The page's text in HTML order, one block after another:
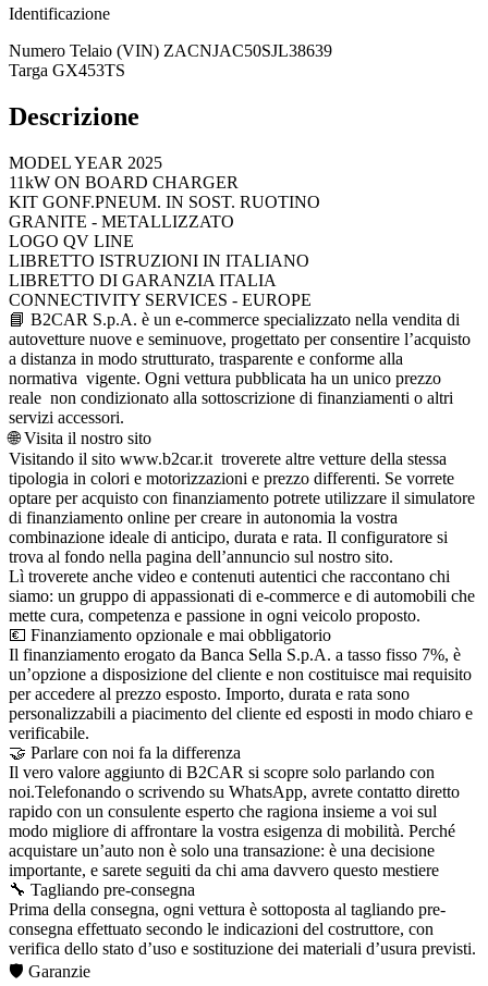
Identificazione
Numero Telaio (VIN) ZACNJAC50SJL38639
Targa GX453TS
Descrizione
MODEL YEAR 2025
11kW ON BOARD CHARGER
KIT GONF.PNEUM. IN SOST. RUOTINO
GRANITE - METALLIZZATO
LOGO QV LINE
LIBRETTO ISTRUZIONI IN ITALIANO
LIBRETTO DI GARANZIA ITALIA
CONNECTIVITY SERVICES - EUROPE
📘 B2CAR S.p.A. è un e-commerce specializzato nella vendita di
autovetture nuove e seminuove, progettato per consentire l’acquisto
a distanza in modo strutturato, trasparente e conforme alla
normativa vigente. Ogni vettura pubblicata ha un unico prezzo
reale non condizionato alla sottoscrizione di finanziamenti o altri
servizi accessori.
🌐 Visita il nostro sito
Visitando il sito www.b2car.it troverete altre vetture della stessa
tipologia in colori e motorizzazioni e prezzo differenti. Se vorrete
optare per acquisto con finanziamento potrete utilizzare il simulatore
di finanziamento online per creare in autonomia la vostra
combinazione ideale di anticipo, durata e rata. Il configuratore si
trova al fondo nella pagina dell’annuncio sul nostro sito.
Lì troverete anche video e contenuti autentici che raccontano chi
siamo: un gruppo di appassionati di e-commerce e di automobili che
mette cura, competenza e passione in ogni veicolo proposto.
💶 Finanziamento opzionale e mai obbligatorio
Il finanziamento erogato da Banca Sella S.p.A. a tasso fisso 7%, è
un’opzione a disposizione del cliente e non costituisce mai requisito
per accedere al prezzo esposto. Importo, durata e rata sono
personalizzabili a piacimento del cliente ed esposti in modo chiaro e
verificabile.
🤝 Parlare con noi fa la differenza
Il vero valore aggiunto di B2CAR si scopre solo parlando con
noi.Telefonando o scrivendo su WhatsApp, avrete contatto diretto
rapido con un consulente esperto che ragiona insieme a voi sul
modo migliore di affrontare la vostra esigenza di mobilità. Perché
acquistare un’auto non è solo una transazione: è una decisione
importante, e sarete seguiti da chi ama davvero questo mestiere
🔧 Tagliando pre-consegna
Prima della consegna, ogni vettura è sottoposta al tagliando pre-
consegna effettuato secondo le indicazioni del costruttore, con
verifica dello stato d’uso e sostituzione dei materiali d’usura previsti.
🛡️ Garanzie